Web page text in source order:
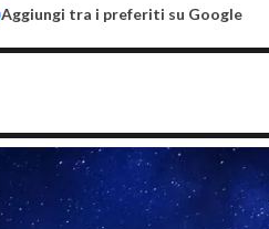
Aggiungi tra i preferiti su Google